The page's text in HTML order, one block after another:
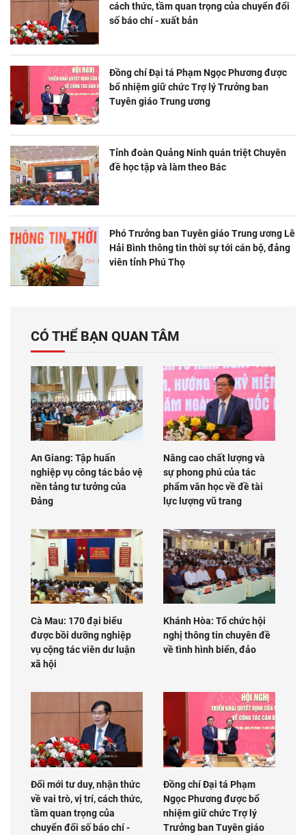
cách thức, tầm quan trọng của chuyển đổi
số báo chí - xuất bản
Đồng chí Đại tá Phạm Ngọc Phương được
bổ nhiệm giữ chức Trợ lý Trưởng ban
Tuyên giáo Trung ương
Tỉnh đoàn Quảng Ninh quán triệt Chuyên
đề học tập và làm theo Bác
Phó Trưởng ban Tuyên giáo Trung ương Lê
Hải Bình thông tin thời sự tới cán bộ, đảng
viên tỉnh Phú Thọ
CÓ THỂ BẠN QUAN TÂM
An Giang: Tập huấn
nghiệp vụ công tác bảo vệ
nền tảng tư tưởng của
Đảng
Nâng cao chất lượng và
sự phong phú của tác
phẩm văn học về đề tài
lực lượng vũ trang
Cà Mau: 170 đại biểu
được bồi dưỡng nghiệp
vụ cộng tác viên dư luận
xã hội
Khánh Hòa: Tổ chức hội
nghị thông tin chuyên đề
về tình hình biển, đảo
Đổi mới tư duy, nhận thức
về vai trò, vị trí, cách thức,
tầm quan trọng của
chuyển đổi số báo chí -
Đồng chí Đại tá Phạm
Ngọc Phương được bổ
nhiệm giữ chức Trợ lý
Trưởng ban Tuyên giáo